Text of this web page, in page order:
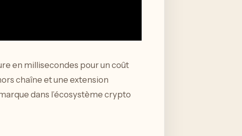
en millisecondes pour un coût
chaîne et une extension
dans l’écosystème crypto